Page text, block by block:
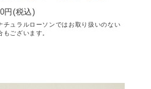
円(税込)
チュラルローソンではお取り扱いのない
もございます。